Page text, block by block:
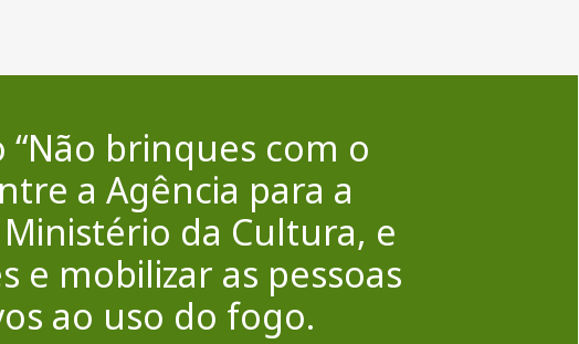
brinques com o
a Agência para a
da Cultura, e
e mobilizar as pessoas
ao uso do fogo.